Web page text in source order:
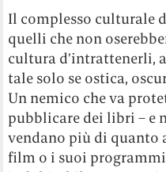
Il complesso culturale
quelli che non
cultura d’intrattenerli,
tale solo se ostica,
Un nemico che va
pubblicare dei libri – e
vendano più di
film o i suoi